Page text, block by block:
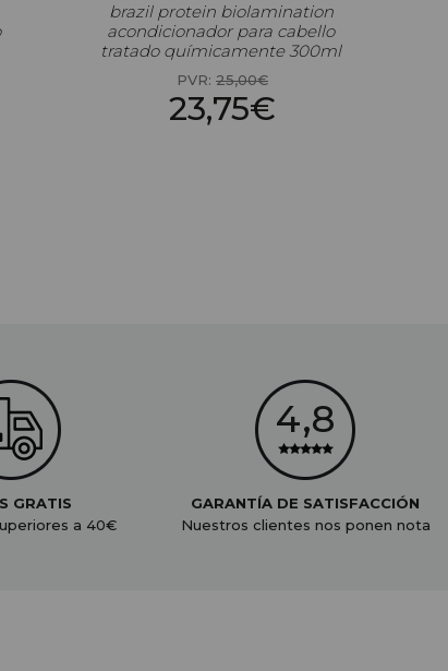
brazil protein biolamination
acondicionador para cabello
tratado químicamente 300ml
PVR: 25,00€
23,75€
GRATIS
a 40€
GARANTÍA DE SATISFACCIÓN
Nuestros clientes nos ponen nota